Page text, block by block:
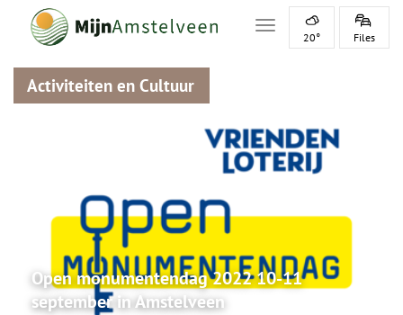
Toggle navigation
20° Files
Activiteiten en Cultuur
Open monumentendag 2022 10-11
september in Amstelveen